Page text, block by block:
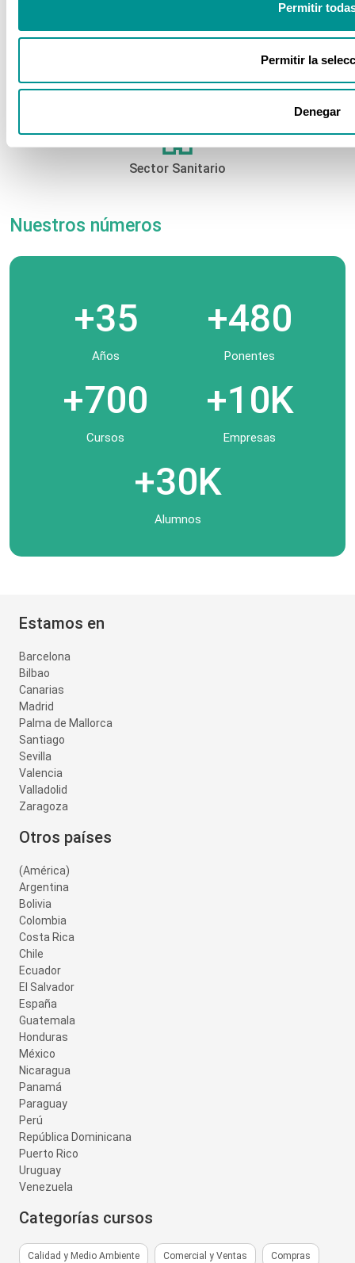
Permitir
Permitir la
Denegar
Sector Power BI
Sector Sanitario
Nuestros números
+35
Años
+480
Ponentes
+700
Cursos
+10K
Empresas
+30K
Alumnos
Estamos en
Barcelona
Bilbao
Canarias
Madrid
Palma de Mallorca
Santiago
Sevilla
Valencia
Valladolid
Zaragoza
Otros países
(América)
Argentina
Bolivia
Colombia
Costa Rica
Chile
Ecuador
El Salvador
España
Guatemala
Honduras
México
Nicaragua
Panamá
Paraguay
Perú
República Dominicana
Puerto Rico
Uruguay
Venezuela
Categorías cursos
Calidad y Medio Ambiente Comercial y Ventas Compras